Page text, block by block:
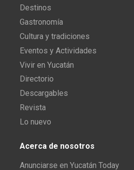
Destinos
Gastronomía
Cultura y tradiciones
Eventos y Actividades
Vivir en Yucatán
Directorio
Descargables
Revista
Lo nuevo
Acerca de nosotros
Anunciarse en Yucatán Today